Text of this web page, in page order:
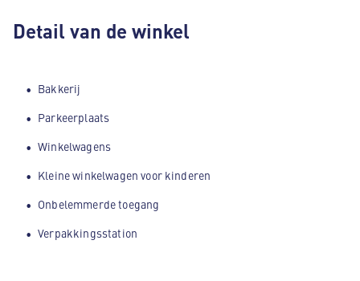
Detail van de winkel
Bakkerij
Parkeerplaats
Winkelwagens
Kleine winkelwagen voor kinderen
Onbelemmerde toegang
Verpakkingsstation